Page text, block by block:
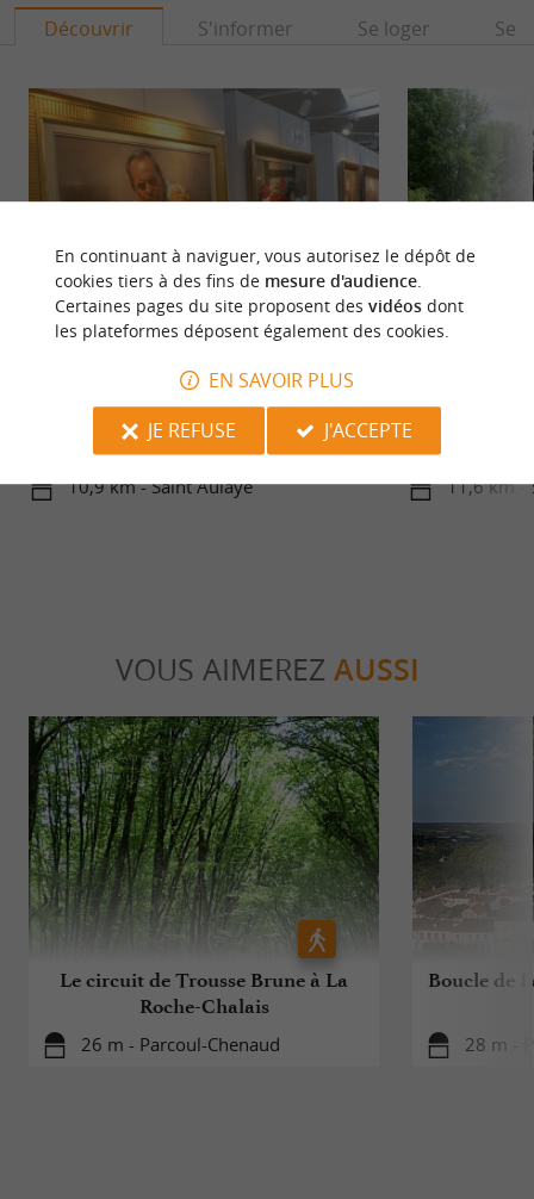
Découvrir S'informer Se loger Se
MUSÉE DU COGNAC ET DU VIN L'alambic
présenté dans "Le CHAI", le Musée du COGNAC
et du VIN de Saint-Aulaye, est ...
10,9 km - Saint Aulaye
Vert. Avec son
remparts de la
11,6 km -
VOUS AIMEREZ AUSSI
Le circuit de Trousse Brune à La
Roche-Chalais
26 m - Parcoul-Chenaud
Boucle de
28 m -
En continuant à naviguer, vous autorisez le dépôt de
cookies tiers à des fins de mesure d'audience.
Certaines pages du site proposent des vidéosdont
les plateformes déposent également des cookies.
EN SAVOIR PLUS
JE REFUSE
J'ACCEPTE